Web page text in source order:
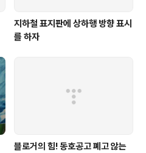
지하철 표지판에 상하행 방향 표시
를 하자
블로거의 힘! 동호공고 폐고 않는